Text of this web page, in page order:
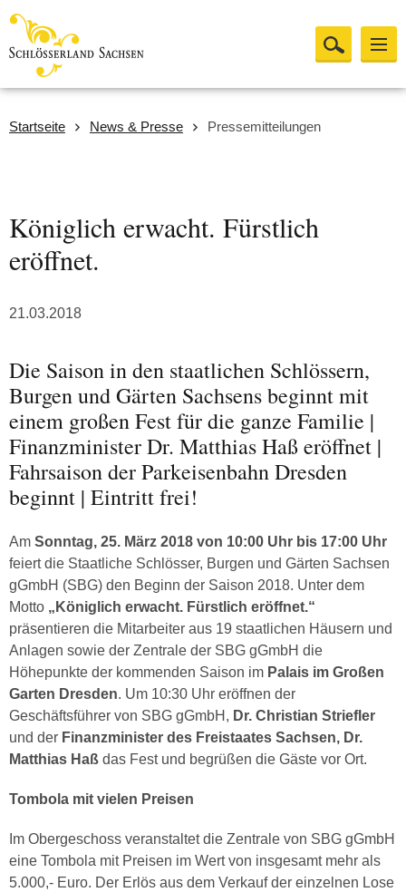
Startseite News & Presse Pressemitteilungen
Königlich erwacht. Fürstlich
eröffnet.
21.03.2018
Die Saison in den staatlichen Schlössern,
Burgen und Gärten Sachsens beginnt mit
einem großen Fest für die ganze Familie |
Finanzminister Dr. Matthias Haß eröffnet |
Fahrsaison der Parkeisenbahn Dresden
beginnt | Eintritt frei!
Am Sonntag, 25. März 2018 von 10:00 Uhr bis 17:00 Uhr
feiert die Staatliche Schlösser, Burgen und Gärten Sachsen
gGmbH (SBG) den Beginn der Saison 2018. Unter dem
Motto „Königlich erwacht. Fürstlich eröffnet.“
präsentieren die Mitarbeiter aus 19 staatlichen Häusern und
Anlagen sowie der Zentrale der SBG gGmbH die
Höhepunkte der kommenden Saison im Palais im Großen
Garten Dresden. Um 10:30 Uhr eröffnen der
Geschäftsführer von SBG gGmbH, Dr. Christian Striefler
und der Finanzminister des Freistaates Sachsen, Dr.
Matthias Haß das Fest und begrüßen die Gäste vor Ort.
Tombola mit vielen Preisen
Im Obergeschoss veranstaltet die Zentrale von SBG gGmbH
eine Tombola mit Preisen im Wert von insgesamt mehr als
5.000,- Euro. Der Erlös aus dem Verkauf der einzelnen Lose